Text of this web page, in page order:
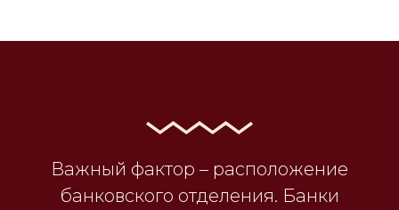
Важный фактор – расположение
банковского отделения. Банки